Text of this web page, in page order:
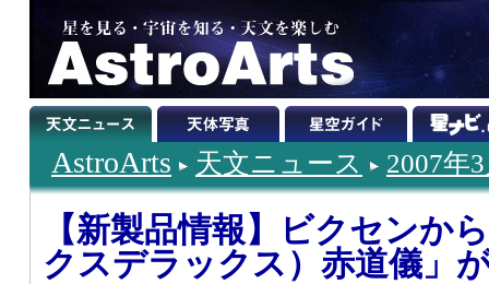
AstroArts 天文ニュース 2007年
【新製品情報】ビクセンか
クスデラックス）赤道儀」